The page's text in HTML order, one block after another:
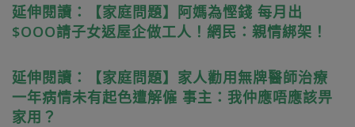
延伸閱讀：【家庭問題】阿媽為慳錢 每月出
$OOO請子女返屋企做工人！網民：親情綁架！
延伸閱讀：【家庭問題】家人勸用無牌醫師治療
一年病情未有起色遭解僱 事主：我仲應唔應該畀
家用？